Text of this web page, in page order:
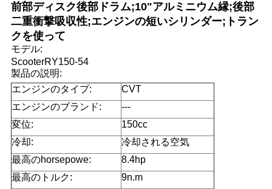
し
な
さ
い
引
用
を
前部ディスク後部ドラム;10"アルミニウム縁;後部
二重衝撃吸収性;エンジンの短いシリンダー;トラン
クを使って
モデル:
ScooterRY150-54
製品の説明:
エンジンのタイプ:
CVT
エンジンのブランド:
---
変位:
150cc
冷却:
冷却される空気
最高のhorsepowe:
8.4hp
最高のトルク:
9n.m